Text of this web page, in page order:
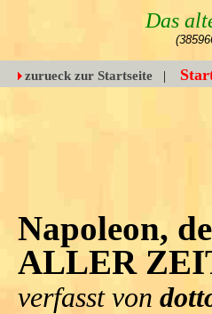
Das
zurueck zur Startseite |
Napoleon,
ALLER
verfasst von